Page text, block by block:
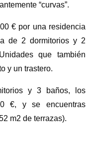
“curvas”.
€ por una residencia
de 2 dormitorios y 2
que también
y un trastero.
y 3 baños, los
€, y se encuentras
m2 de terrazas).